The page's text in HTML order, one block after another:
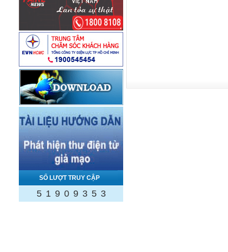
SỐ LƯỢT TRUY CẬP
5 1 9 0 9 3 5 3